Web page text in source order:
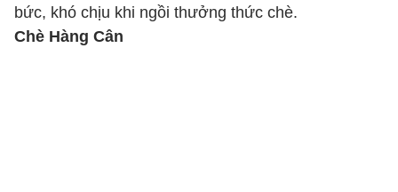
bức, khó chịu khi ngồi thưởng thức chè.
Chè Hàng Cân